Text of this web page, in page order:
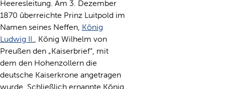
Heeresleitung. Am 3. Dezember
1870 überreichte Prinz Luitpold im
Namen seines Neffen, König
Ludwig II.
, König Wilhelm von
Preußen den „Kaiserbrief“, mit
dem den Hohenzollern die
deutsche Kaiserkrone angetragen
wurde. Schließlich ernannte König